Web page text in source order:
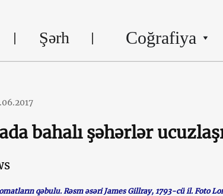
Şərh Coğrafiya
bahalı şəhərlər
qəbulu. Rəsm əsəri James Gillray, 1793-cü il. Foto